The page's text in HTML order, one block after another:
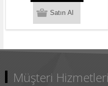
Müşteri Hizmetleri